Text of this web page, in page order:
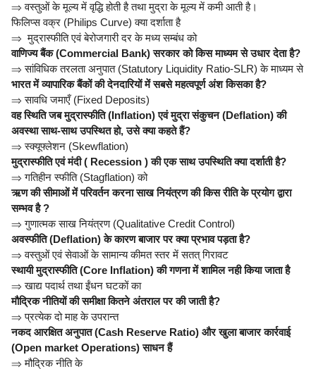
⇒वस्तुओं के मूल्य में वृद्धि होती है तथा मुद्रा के मूल्य में कमी आती है।
फिलिप्स वक्र (Philips Curve) क्या दर्शाता है
⇒ मुद्रास्फीति एवं बेरोजगारी दर के मध्य सम्बंध को
वाणिज्य बैंक (Commercial Bank) सरकार को किस माध्यम से उधार देता है?
⇒ सांविधिक तरलता अनुपात (Statutory Liquidity Ratio-SLR) के माध्यम से
भारत में व्यापारिक बैंकों की देनदारियों में सबसे महत्वपूर्ण अंश किसका है?
⇒ सावधि जमाएँ (Fixed Deposits)
वह स्थिति जब मुद्रास्फीति (Inflation) एवं मुद्रा संकुचन (Deflation) की
अवस्था साथ-साथ उपस्थित हो, उसे क्या कहते हैं?
⇒स्क्यूफ्लेशन (Skewflation)
मुद्रास्फीति एवं मंदी ( Recession ) की एक साथ उपस्थिति क्या दर्शाती है?
⇒गतिहीन स्फीति (Stagflation) को
ऋण की सीमाओं में परिवर्तन करना साख नियंत्रण की किस रीति के प्रयोग द्वारा
सम्भव है ?
⇒ गुणात्मक साख नियंत्रण (Qualitative Credit Control)
अवस्फीति (Deflation) के कारण बाजार पर क्या प्रभाव पड़ता है?
⇒वस्तुओं एवं सेवाओं के सामान्य कीमत स्तर में सतत् गिरावट
स्थायी मुद्रास्फीति (Core Inflation) की गणना में शामिल नही किया जाता है
⇒ खाद्य पदार्थ तथा ईंधन घटकों का
मौद्रिक नीतियों की समीक्षा कितने अंतराल पर की जाती है?
⇒ प्रत्येक दो माह के उपरान्त
नकद आरक्षित अनुपात (Cash Reserve Ratio) और खुला बाजार कार्रवाई
(Open market Operations) साधन हैं
⇒ मौद्रिक नीति के